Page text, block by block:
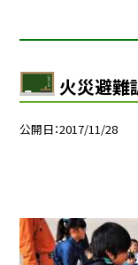
火災避難
公開日 2017/11/28